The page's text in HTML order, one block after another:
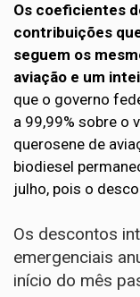
Os coeficientes
contribuições
seguem os
aviação e um
que o governo
a 99,99% sobre o
querosene de
biodiesel
julho, pois o
Os descontos
emergenciais
início do mês